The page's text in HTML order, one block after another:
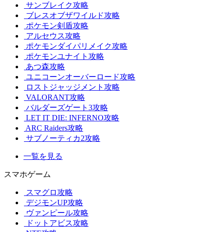
サンブレイク攻略
ブレスオブザワイルド攻略
ポケモン剣盾攻略
アルセウス攻略
ポケモンダイパリメイク攻略
ポケモンユナイト攻略
あつ森攻略
ユニコーンオーバーロード攻略
ロストジャッジメント攻略
VALORANT攻略
バルダーズゲート3攻略
LET IT DIE: INFERNO攻略
ARC Raiders攻略
サブノーティカ2攻略
一覧を見る
スマホゲーム
スマグロ攻略
デジモンUP攻略
ヴァンピール攻略
ドットアビス攻略